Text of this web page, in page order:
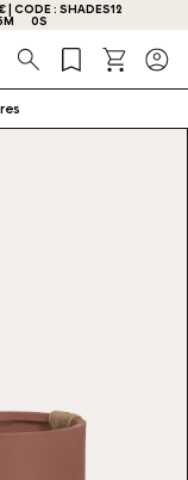
| CODE : SHADES12
M 0S
DÈS MAINTENANT !
Recherche